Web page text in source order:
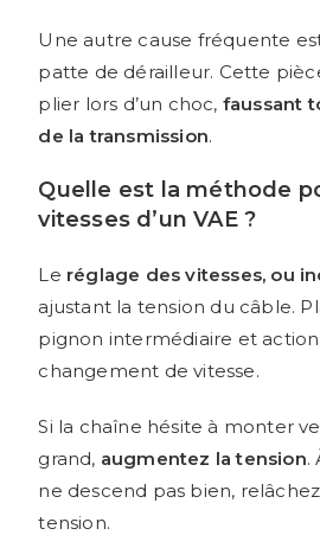
Une autre cause fréquente
patte de dérailleur. Cette
plier lors d’un choc, faussant
de la transmission.
Quelle est la méthode
vitesses d’un VAE ?
Le réglage des vitesses, ou
ajustant la tension du câble.
pignon intermédiaire et
changement de vitesse.
Si la chaîne hésite à monter
grand, augmentez la tension.
ne descend pas bien,
tension.